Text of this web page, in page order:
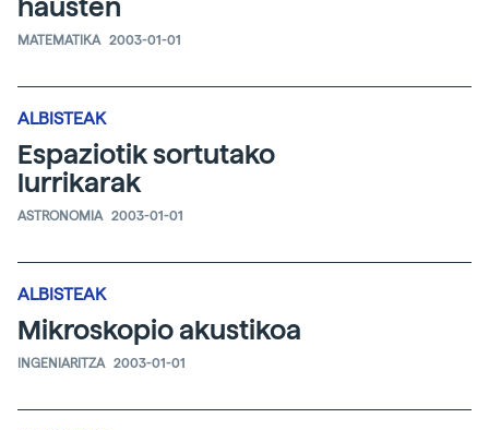
hausten
MATEMATIKA 2003-01-01
ALBISTEAK
Espaziotik sortutako
lurrikarak
ASTRONOMIA 2003-01-01
ALBISTEAK
Mikroskopio akustikoa
INGENIARITZA 2003-01-01